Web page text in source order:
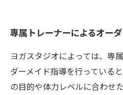
専属トレーナーによるオー
ヨガスタジオによっては、専
ダーメイド指導を行っている
の目的や体力レベルに合わせ